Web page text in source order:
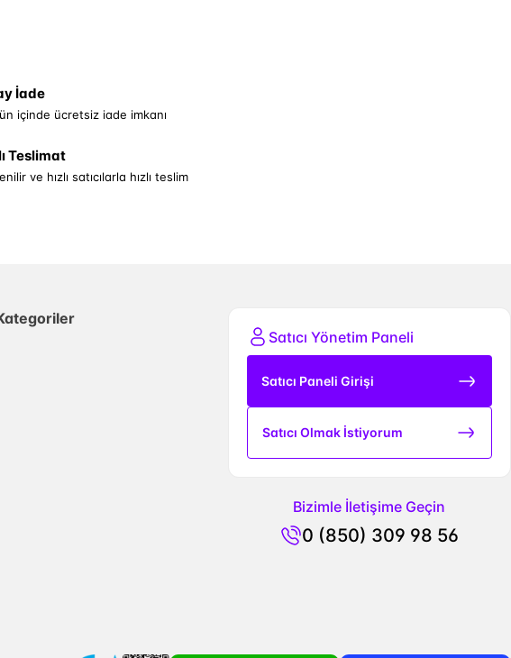
İade
içinde ücretsiz iade imkanı
Teslimat
ve hızlı satıcılarla hızlı teslim
Satıcı Yönetim Paneli
Satıcı Paneli Girişi
Satıcı Olmak İstiyorum
Bizimle İletişime Geçin
0 (850) 309 98 56